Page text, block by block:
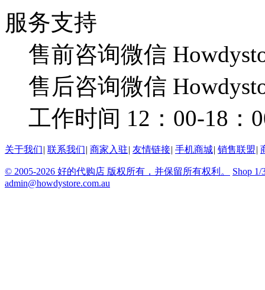
服务支持
售前咨询微信
售后咨询微信
工作时间 12：00-18：
关于我们| 联系我们| 商家入驻| 友情链接| 手机商城| 销售联盟|
© 2005-2026 好的代购店 版权所有，并保留所有权利。
Shop 1/
admin@howdystore.com.au